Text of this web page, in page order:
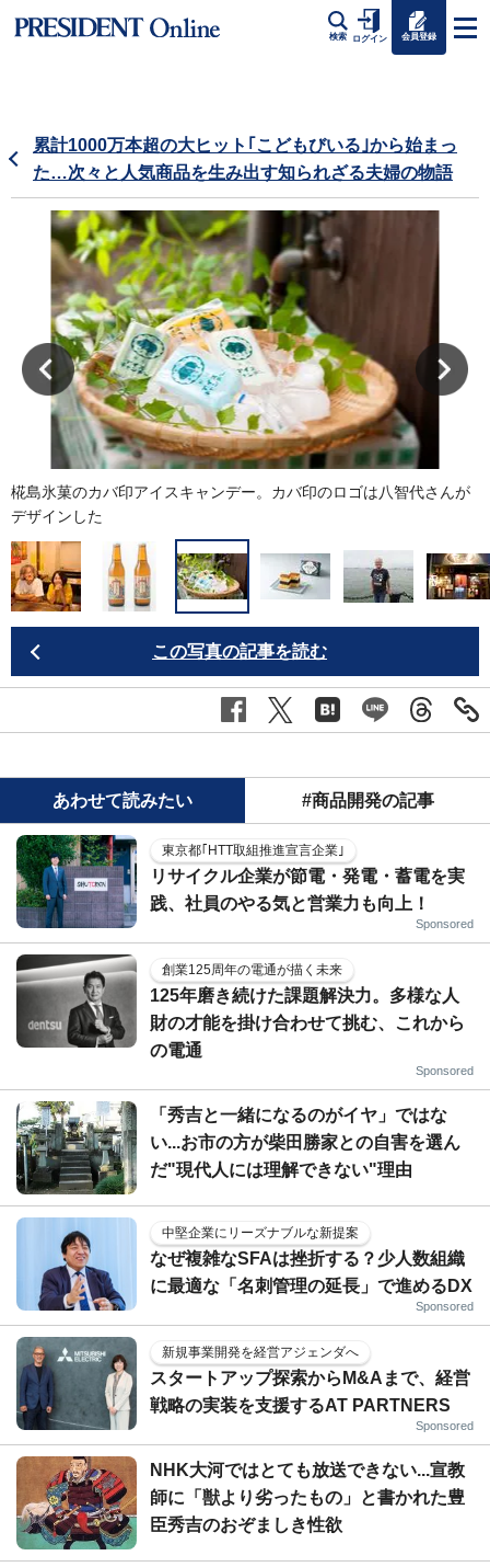
検索 ログイン 会員登録
累計1000万本超の大ヒット｢こどもびいる｣から始まっ
た…次々と人気商品を生み出す知られざる夫婦の物語
椛島氷菓のカバ印アイスキャンデー。カバ印のロゴは八智代さんが
デザインした
この写真の記事を読む
あわせて読みたい #商品開発の記事
東京都｢HTT取組推進宣言企業｣
リサイクル企業が節電・発電・蓄電を実
践、社員のやる気と営業力も向上！
Sponsored
創業125周年の電通が描く未来
125年磨き続けた課題解決力。多様な人
財の才能を掛け合わせて挑む、これから
の電通
Sponsored
「秀吉と一緒になるのがイヤ」ではな
い...お市の方が柴田勝家との自害を選ん
だ"現代人には理解できない"理由
中堅企業にリーズナブルな新提案
なぜ複雑なSFAは挫折する？少人数組織
に最適な「名刺管理の延長」で進めるDX
Sponsored
新規事業開発を経営アジェンダへ
スタートアップ探索からM&Aまで、経営
戦略の実装を支援するAT PARTNERS
Sponsored
NHK大河ではとても放送できない...宣教
師に「獣より劣ったもの」と書かれた豊
臣秀吉のおぞましき性欲